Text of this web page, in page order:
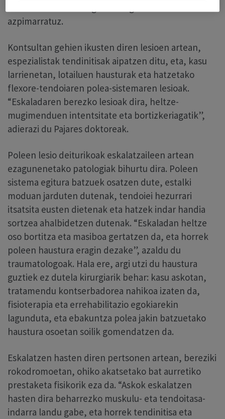
azpimarratuz.
Kontsultan gehien ikusten diren lesioen artean,
espezialistak tendinitisak aipatzen ditu, eta, kasu
larrienetan, lotailuen hausturak eta hatzetako
flexore-tendoiaren polea-sistemaren lesioak.
“Eskaladaren berezko lesioak dira, heltze-
mugimenduen intentsitate eta bortizkeriagatik”,
adierazi du Pajares doktoreak.
Poleen lesio deiturikoak eskalatzaileen artean
ezagunenetako patologiak bihurtu dira. Poleen
sistema egitura batzuek osatzen dute, estalki
moduan jarduten dutenak, tendoiei hezurrari
itsatsita eusten dietenak eta hatzek indar handia
sortzea ahalbidetzen dutenak. “Eskaladan heltze
oso bortitza eta masiboa gertatzen da, eta horrek
poleen haustura eragin dezake”, azaldu du
traumatologoak. Hala ere, argi utzi du haustura
guztiek ez dutela kirurgiarik behar: kasu askotan,
tratamendu kontserbadorea nahikoa izaten da,
fisioterapia eta errehabilitazio egokiarekin
lagunduta, eta ebakuntza polea jakin batzuetako
haustura osoetan soilik gomendatzen da.
Eskalatzen hasten diren pertsonen artean, bereziki
rokodromoetan, ohiko akatsetako bat aurretiko
prestaketa fisikorik eza da. “Askok eskalatzen
hasten dira beharrezko muskulu- eta tendoitasa-
indarra landu gabe, eta horrek tendinitisa eta